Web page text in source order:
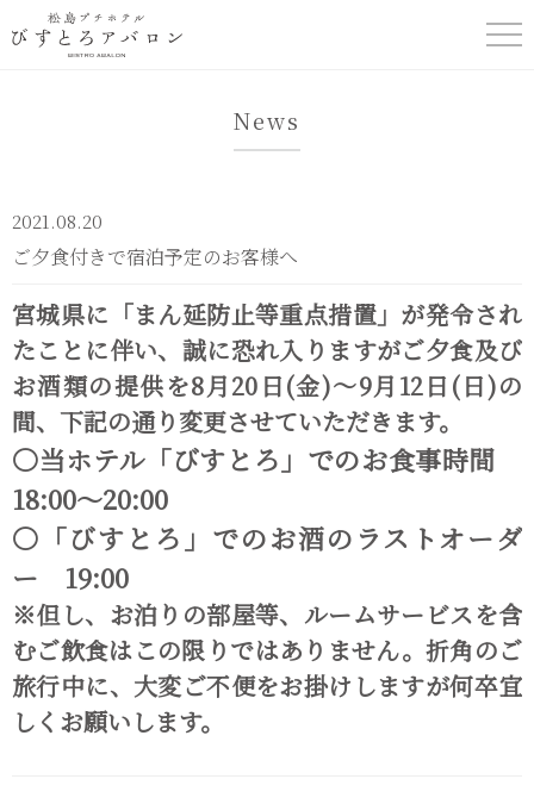
びすとろアバロNews
2021.08.20
ご夕食付きで宿泊予定のお客様へ
宮城県に「まん延防止等重点措置」が発令され
たことに伴い、誠に恐れ入りますがご夕食及び
お酒類の提供を8月20日(金)～9月12日(日)の
間、下記の通り変更させていただきます。
〇当ホテル「びすとろ」でのお食事時間
18:00～20:00
〇「びすとろ」でのお酒のラストオーダ
ー 19:00
※但し、お泊りの部屋等、ルームサービスを含
むご飲食はこの限りではありません。折角のご
旅行中に、大変ご不便をお掛けしますが何卒宜
しくお願いします。